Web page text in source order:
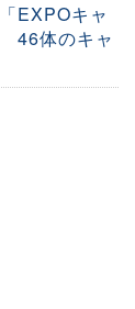
EXPOキャ
46体のキャ